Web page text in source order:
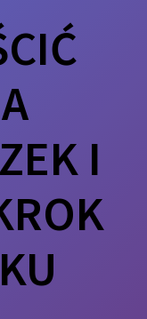
I